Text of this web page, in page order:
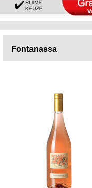
Fontanassa